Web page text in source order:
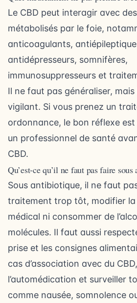
Le CBD peut interagir avec
métabolisés par le foie,
anticoagulants,
antidépresseurs, somnifères,
immunosuppresseurs et
Il ne faut pas généraliser,
vigilant. Si vous prenez un
ordonnance, le bon réflexe
un professionnel de santé
CBD.
Qu’est-ce qu’il ne faut pas faire
Sous antibiotique, il ne faut
traitement trop tôt, modifier la
médical ni consommer de
molécules. Il faut aussi
prise et les consignes
cas d’association avec du
l’automédication et surveiller
comme nausée, somnolence